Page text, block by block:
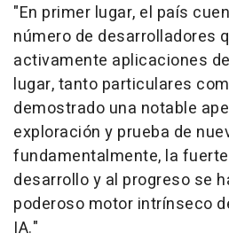
"En primer lugar, el país
número de desarrolladores
activamente aplicaciones
lugar, tanto particulares
demostrado una notable
exploración y prueba de
fundamentalmente, la
desarrollo y al progreso se
poderoso motor intrínseco
IA."